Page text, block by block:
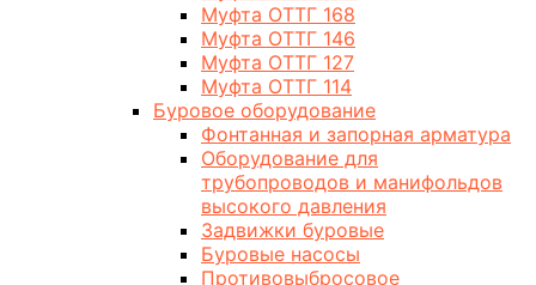
Муфта ОТТГ 168
Муфта ОТТГ 146
Муфта ОТТГ 127
Муфта ОТТГ 114
Буровое оборудование
Фонтанная и запорная арматура
Оборудование для
трубопроводов и манифольдов
высокого давления
Задвижки буровые
Буровые насосы
Противовыбросовое